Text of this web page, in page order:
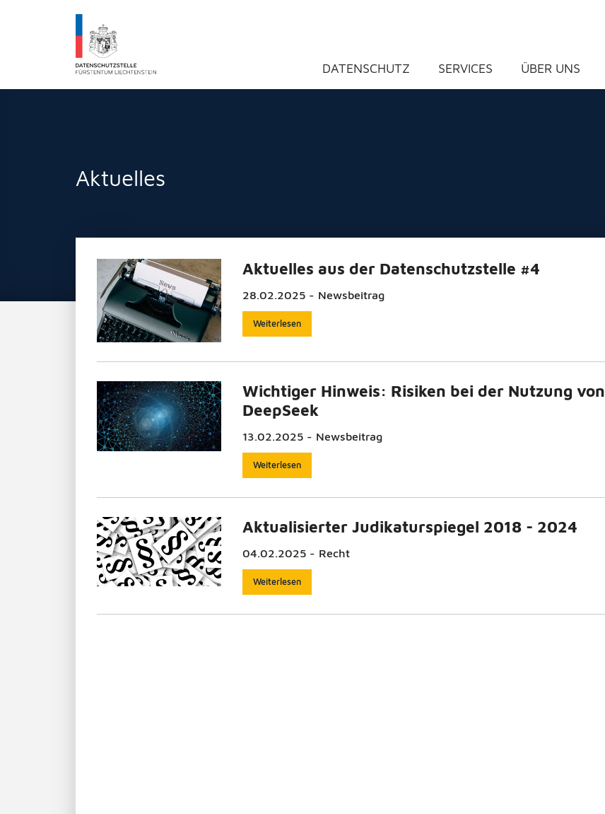
Datenschutzstelle Fürstentums Liechtenstein
DATENSCHUTZ SERVICES ÜBER UNS
Aktuelles
Aktuelles aus der Datenschutzstelle #4
28.02.2025 - Newsbeitrag
Weiterlesen
Wichtiger Hinweis: Risiken bei der Nutzung von
DeepSeek
13.02.2025 - Newsbeitrag
Weiterlesen
Aktualisierter Judikaturspiegel 2018 - 2024
04.02.2025 - Recht
Weiterlesen